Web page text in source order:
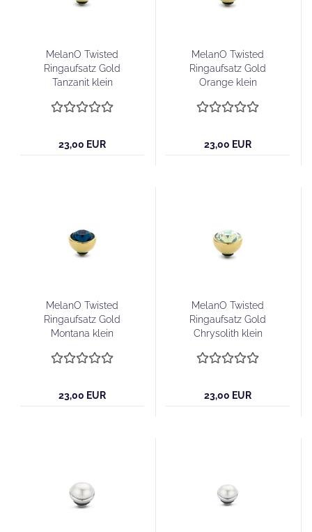
MelanO Twisted
Ringaufsatz Gold
Tanzanit klein
23,00 EUR
MelanO Twisted
Ringaufsatz Gold
Orange klein
23,00 EUR
MelanO Twisted
Ringaufsatz Gold
Montana klein
23,00 EUR
MelanO Twisted
Ringaufsatz Gold
Chrysolith klein
23,00 EUR